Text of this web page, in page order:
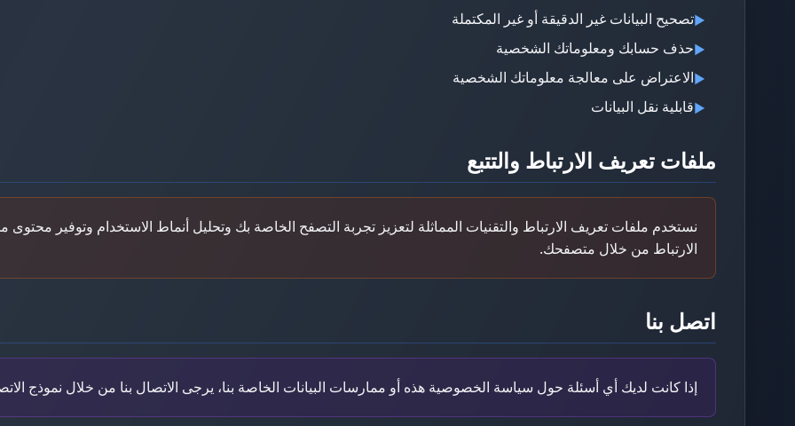
▶تصحيح البيانات غير الدقيقة أو غير المكتملة
▶حذف حسابك ومعلوماتك الشخصية
▶الاعتراض على معالجة معلوماتك الشخصية
▶قابلية نقل البيانات
ملفات تعريف الارتباط والتتبع
نستخدم ملفات تعريف الارتباط والتقنيات المماثلة لتعزيز تجربة التصفح الخاصة بك وتحليل أنماط الاستخدام وتوفير
الارتباط من خلال متصفحك.
اتصل بنا
إذا كانت لديك أي أسئلة حول سياسة الخصوصية هذه أو ممارسات البيانات الخاصة بنا، يرجى الاتصال بنا من خلال نموذج